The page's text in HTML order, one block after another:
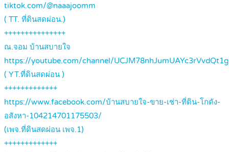
tiktok.com/@naaajoomm
( TT. ที่ดินสดผ่อน.)
+++++++++++++++
ณ.จอม บ้านสบายใจ
https://youtube.com/channel/UCJM78nhJumUAYc3rVvdQt1g
( YT.ที่ดินสดผ่อน )
+++++++++++++
https://www.facebook.com/บ้านสบายใจ-ขาย-เช่า-ที่ดิน-โกดัง-
อสังหา-104214701175503/
(เพจ.ที่ดินสดผ่อน เพจ.1)
+++++++++++++